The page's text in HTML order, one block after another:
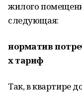
жилого
следующая:
норматив
х тариф
Так, в квартире